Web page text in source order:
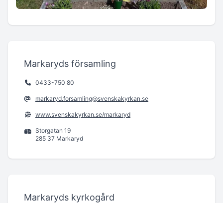
Markaryds församling
0433-750 80
markaryd.forsamling@svenskakyrkan.se
www.svenskakyrkan.se/markaryd
Storgatan 19
285 37 Markaryd
Markaryds kyrkogård